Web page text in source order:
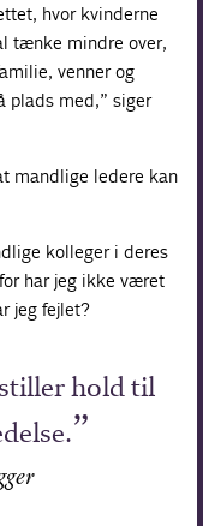
hvor kvinderne
tænke mindre over,
venner og
plads med,” siger
mandlige ledere kan
kolleger i deres
har jeg ikke været
jeg fejlet?
hold til